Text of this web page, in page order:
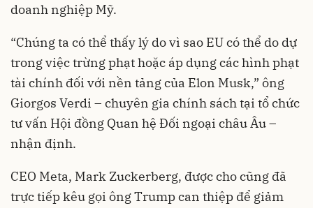
doanh nghiệp Mỹ.
“Chúng ta có thể thấy lý do vì sao EU có thể do dự
trong việc trừng phạt hoặc áp dụng các hình phạt
tài chính đối với nền tảng của Elon Musk,” ông
Giorgos Verdi – chuyên gia chính sách tại tổ chức
tư vấn Hội đồng Quan hệ Đối ngoại châu Âu –
nhận định.
CEO Meta, Mark Zuckerberg, được cho cũng đã
trực tiếp kêu gọi ông Trump can thiệp để giảm